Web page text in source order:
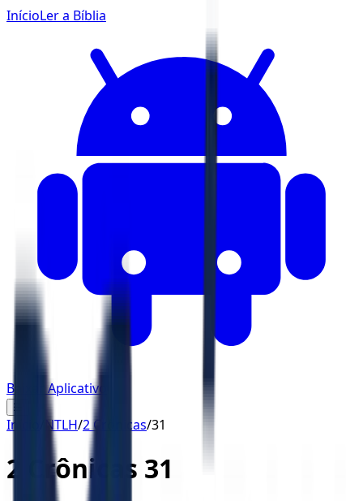
InícioLer a Bíblia
Baixar Aplicativo
☰
Início NTLH/2 Crônicas/31
2 Crônicas 31